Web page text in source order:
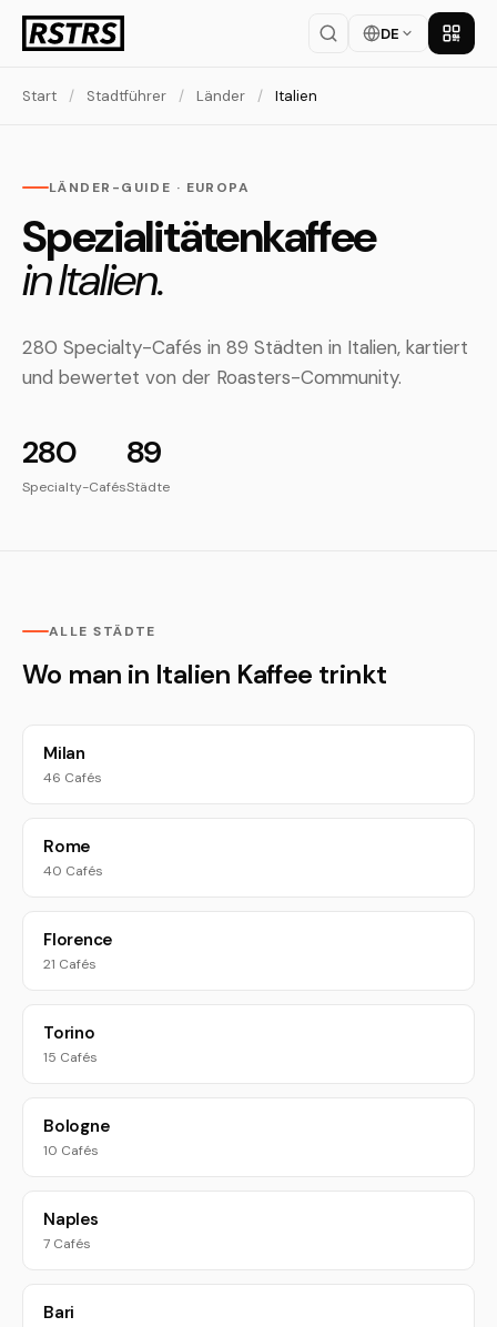
DE App
Start / Stadtführer / Länder / Italien
LÄNDER-GUIDE · EUROPA
Spezialitätenkaffee
in Italien.
280 Specialty-Cafés in 89 Städten in Italien, kartiert
und bewertet von der Roasters-Community.
280
Specialty-Cafés
89
Städte
ALLE STÄDTE
Wo man in Italien Kaffee trinkt
Milan
46 Cafés
Rome
40 Cafés
Florence
21 Cafés
Torino
15 Cafés
Bologne
10 Cafés
Naples
7 Cafés
Bari